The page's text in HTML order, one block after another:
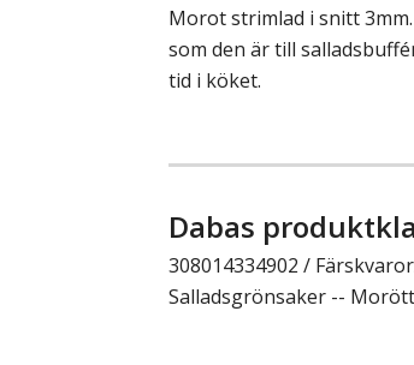
Morot strimlad i snitt
som den är till
tid i köket.
Dabas
308014334902 /
Salladsgrönsaker --